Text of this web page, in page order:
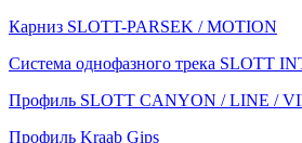
Карниз SLOTT-PARSEK / MOTION
Система однофазного трека SLOTT
Профиль SLOTT CANYON / LINE /
Профиль Kraab Gips